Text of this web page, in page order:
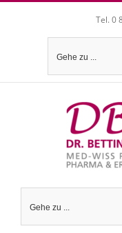
Tel. 0
Gehe zu ...
Gehe zu ...